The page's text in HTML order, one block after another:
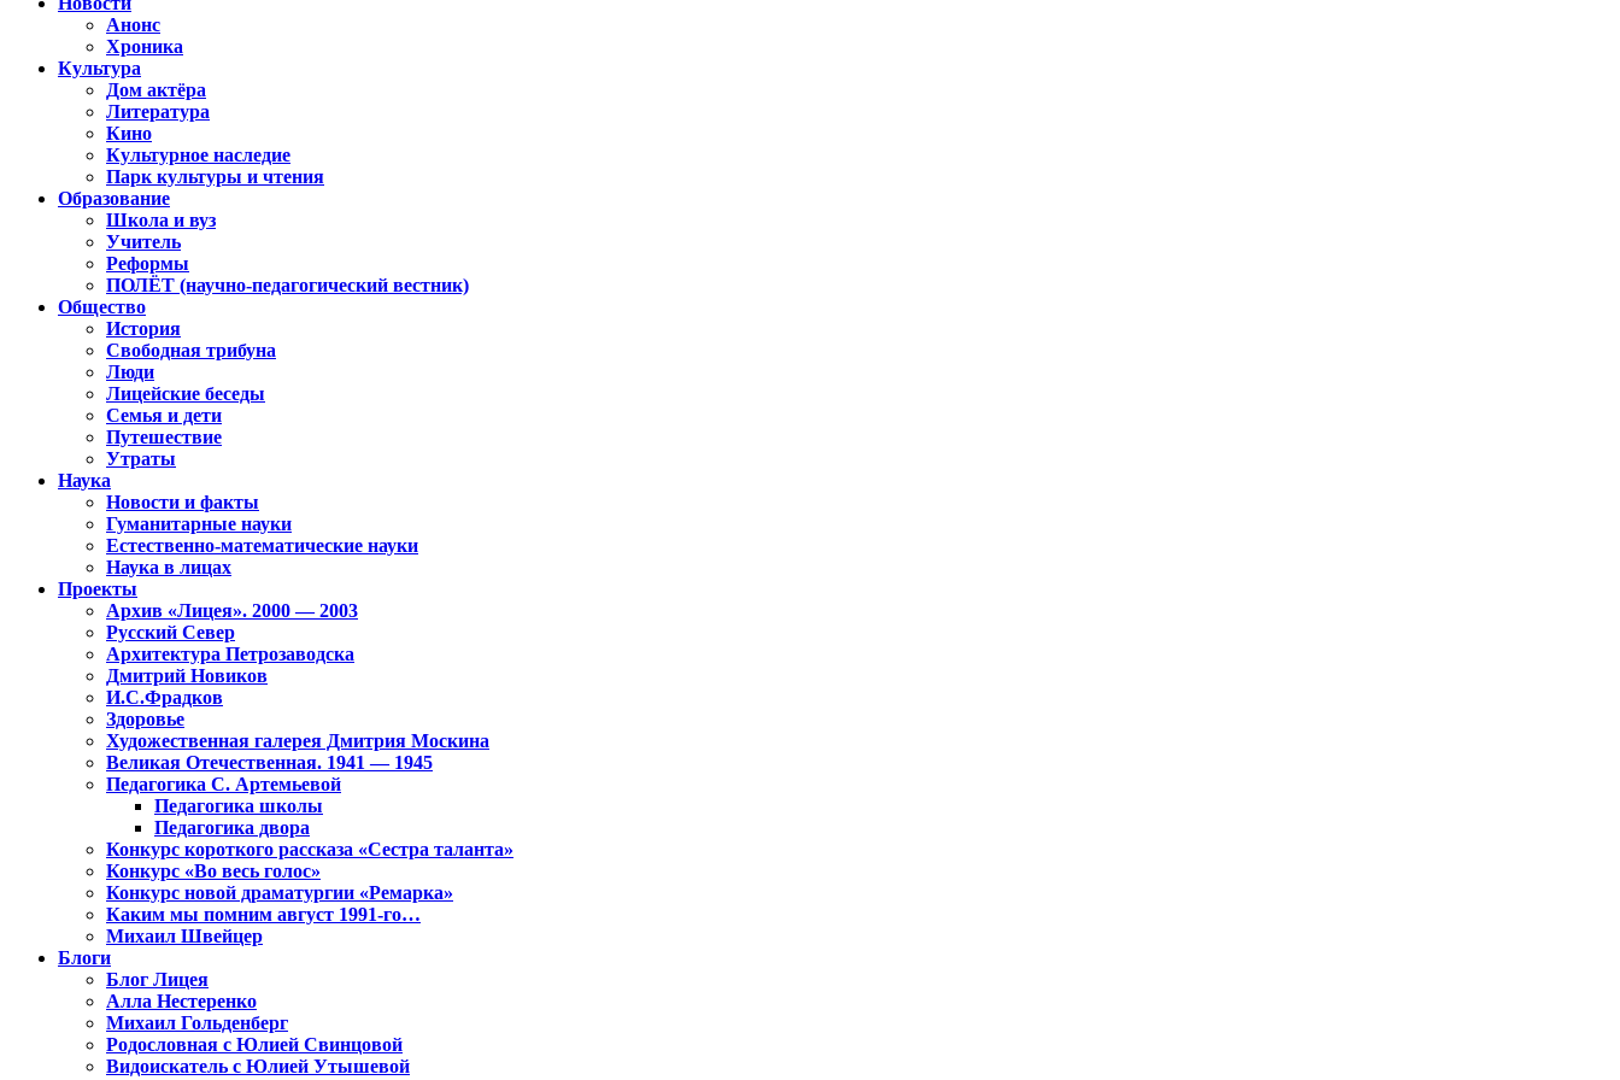
Анонс
Хроника
Культура
Дом актёра
Литература
Кино
Культурное наследие
Парк культуры и чтения
Образование
Школа и вуз
Учитель
Реформы
ПОЛЁТ (научно-педагогический вестник)
Общество
История
Свободная трибуна
Люди
Лицейские беседы
Семья и дети
Путешествие
Утраты
Наука
Новости и факты
Гуманитарные науки
Естественно-математические науки
Наука в лицах
Проекты
Архив «Лицея». 2000 — 2003
Русский Север
Архитектура Петрозаводска
Дмитрий Новиков
И.С.Фрадков
Здоровье
Художественная галерея Дмитрия Москина
Великая Отечественная. 1941 — 1945
Педагогика С. Артемьевой
Педагогика школы
Педагогика двора
Конкурс короткого рассказа «Сестра таланта»
Конкурс «Во весь голос»
Конкурс новой драматургии «Ремарка»
Каким мы помним август 1991-го…
Михаил Швейцер
Блоги
Блог Лицея
Алла Нестеренко
Михаил Гольденберг
Родословная с Юлией Свинцовой
Видоискатель с Юлией Утышевой